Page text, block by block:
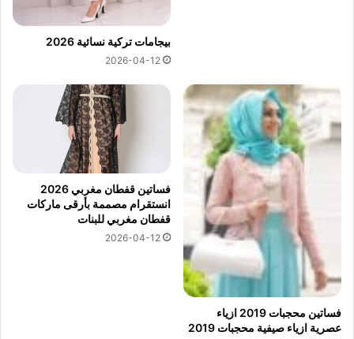
بيجامات تركية نسائية 2026
2026-04-12
فساتين محجبات 2019 ازياء
عصرية ازياء صيفية محجبات 2019
فساتين قفطان مغربي 2026
انستقرام مصممة بأرقى ماركات
قفطان مغربي للبنات
2026-04-12